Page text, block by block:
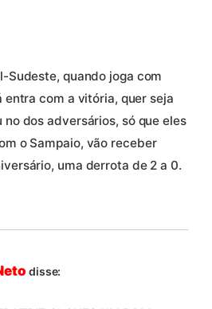
Sudeste, quando joga com
com a vitória, quer seja
no dos adversários, só que eles
o Sampaio, vão receber
uma derrota de 2 a 0.
disse: